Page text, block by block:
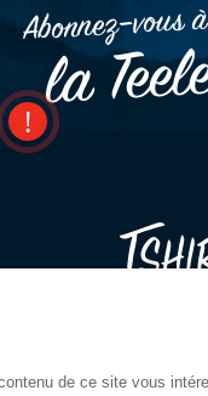
Abonnez–vous à
la
Une question ?
de ce site vous